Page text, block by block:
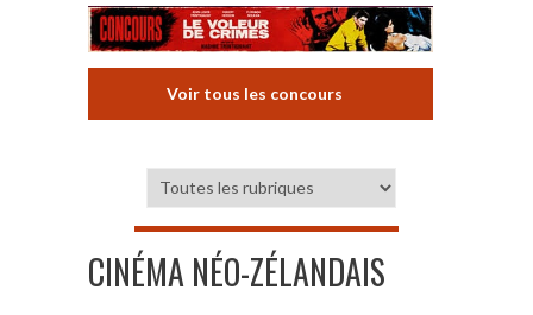
Voir tous les concours
CINÉMA NÉO-ZÉLANDAIS